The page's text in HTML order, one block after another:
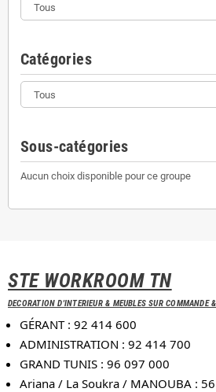
Catégories
Sous-catégories
Aucun choix disponible pour ce groupe
STE WORKROOM TN
DECORATION D'INTERIEUR & MEUBLES SUR COMMANDE
GÉRANT : 92 414 600
ADMINISTRATION : 92 414 700
GRAND TUNIS : 96 097 000
Ariana / La Soukra / MANOUBA :